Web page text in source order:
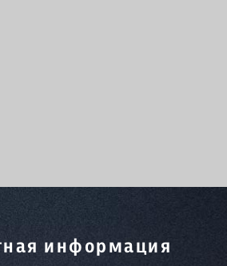
информация